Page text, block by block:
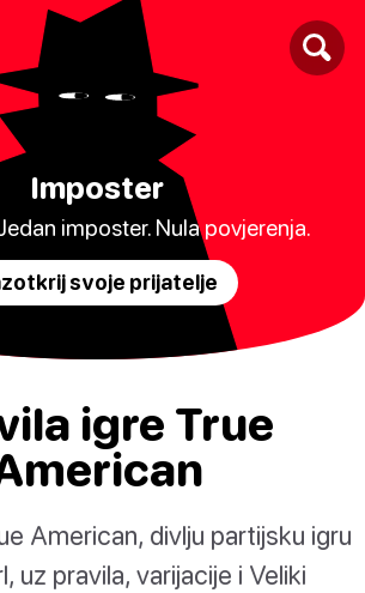
Imposter
imposter. Nula povjerenja.
svoje prijatelje
igre True
American, divlju partijsku igru
uz pravila, varijacije i Veliki